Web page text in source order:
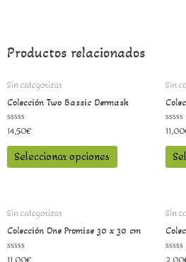
Productos relacionados
Sin categorizar
Colección Two Bassic Dermask
Valorado
con
0
14,50€
Seleccionar opciones
Sin
con
0
11,00
Sin categorizar
Colección One Promise 30 x 30 cm
Valorado
Sin